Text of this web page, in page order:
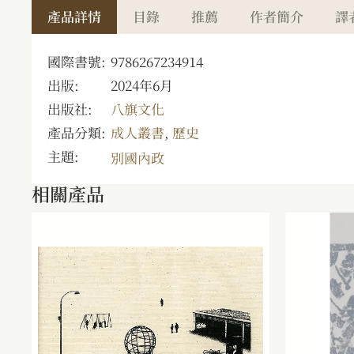
產品詳情 目錄 推薦 作者簡介 譯
國際書號: 9786267234914
出版:
2024年6月
出版社:
八旗文化
產品分類: 成人叢書, 歷史
主題:
別國內政
相關產品